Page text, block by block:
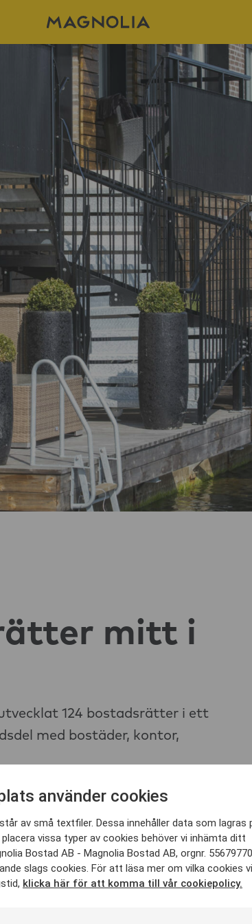
mitt i
124 bostadsrätter i ett
med bostäder, kontor,
använder cookies
av små textfiler. Dessa innehåller data som lagras
vissa typer av cookies behöver vi inhämta ditt
Bostad AB - Magnolia Bostad AB, orgnr.
slags cookies. För att läsa mer om vilka cookies vi
klicka här för att komma till vår cookiepolicy.